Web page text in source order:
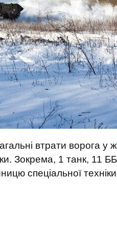
втрати ворога у
Зокрема, 1 танк, 11
спеціальної техніки.